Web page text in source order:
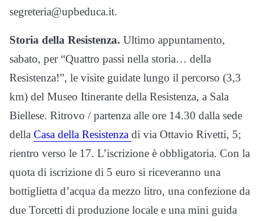
segreteria@upbeduca.it.
Storia della Resistenza. Ultimo appuntamento,
sabato, per “Quattro passi nella storia… della
Resistenza!”, le visite guidate lungo il percorso (3,3
km) del Museo Itinerante della Resistenza, a Sala
Biellese. Ritrovo / partenza alle ore 14.30 dalla sede
della Casa della Resistenza di via Ottavio Rivetti, 5;
rientro verso le 17. L’iscrizione è obbligatoria. Con la
quota di iscrizione di 5 euro si riceveranno una
bottiglietta d’acqua da mezzo litro, una confezione da
due Torcetti di produzione locale e una mini guida